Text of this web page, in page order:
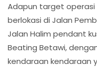
Adapun target operasi
berlokasi di Jalan
Jalan Halim pendant
Beating Betawi,
kendaraan kendaraan